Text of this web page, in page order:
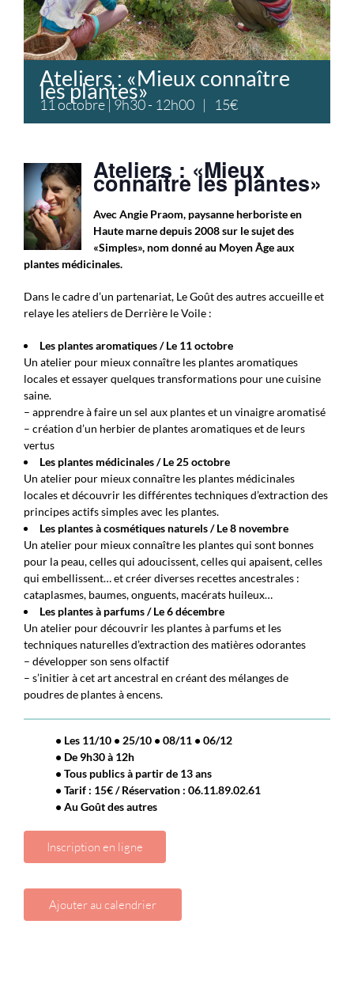
Ateliers : «Mieux connaître
les plantes»
11 octobre | 9h30- 12h00 | 15€
Ateliers : «Mieux
connaître les plantes»
Avec Angie Praom, paysanne herboriste en
Haute marne depuis 2008 sur le sujet des
«Simples», nom donné au Moyen Âge aux
plantes médicinales.
Dans le cadre d’un partenariat, Le Goût des autres accueille et
relaye les ateliers de Derrière le Voile :
Les plantes aromatiques / Le 11 octobre
Un atelier pour mieux connaître les plantes aromatiques
locales et essayer quelques transformations pour une cuisine
saine.
– apprendre à faire un sel aux plantes et un vinaigre aromatisé
– création d’un herbier de plantes aromatiques et de leurs
vertus
Les plantes médicinales / Le 25 octobre
Un atelier pour mieux connaître les plantes médicinales
locales et découvrir les différentes techniques d’extraction des
principes actifs simples avec les plantes.
Les plantes à cosmétiques naturels / Le 8 novembre
Un atelier pour mieux connaître les plantes qui sont bonnes
pour la peau, celles qui adoucissent, celles qui apaisent, celles
qui embellissent… et créer diverses recettes ancestrales :
cataplasmes, baumes, onguents, macérats huileux…
Les plantes à parfums / Le 6 décembre
Un atelier pour découvrir les plantes à parfums et les
techniques naturelles d’extraction des matières odorantes
– développer son sens olfactif
– s’initier à cet art ancestral en créant des mélanges de
poudres de plantes à encens.
• Les 11/10 • 25/10 • 08/11 • 06/12
• De 9h30 à 12h
• Tous publics à partir de 13 ans
• Tarif : 15€ / Réservation : 06.11.89.02.61
• Au Goût des autres
Inscription en ligne
Ajouter au calendrier